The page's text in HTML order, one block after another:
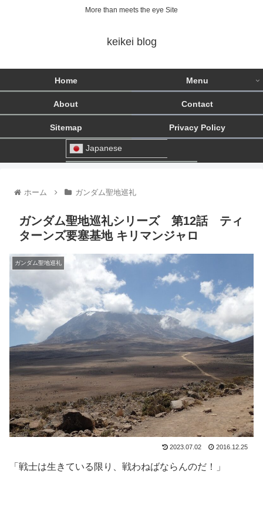
More than meets the eye Site
keikei blog
Home Menu
About Contact
Sitemap Privacy Policy
Japanese
ホーム ガンダム聖地巡礼
ガンダム聖地巡礼シリーズ 第12話 ティ
ターンズ要塞基地 キリマンジャロ
ガンダム聖地巡礼
2023.07.02 2016.12.25
「戦士は生きている限り、戦わねばならんのだ！」